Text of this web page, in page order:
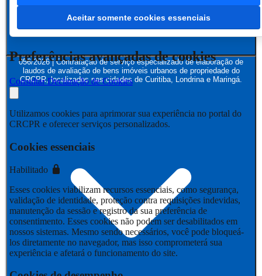
056/2026 | Contratação de serviço especializado de elaboração de
laudos de avaliação de bens imóveis urbanos de propriedade do
CRCPR, localizados nas cidades de Curitiba, Londrina e Maringá.
Aceitar somente cookies essenciais
Preferências avançadas de cookies
Consultar Declaração de Cookies
Utilizamos cookies para aprimorar sua experiência no portal do
CRCPR e oferecer serviços personalizados.
Cookies essenciais
Habilitado
Esses cookies viabilizam recursos essenciais, como segurança,
validação de identidade, proteção contra requisições indevidas,
manutenção da sessão e registro da sua preferência de
consentimento. Esses cookies não podem ser desabilitados em
nossos sistemas. Mesmo sendo necessários, você pode bloqueá-
los diretamente no navegador, mas isso comprometerá sua
experiência e afetará o funcionamento do site.